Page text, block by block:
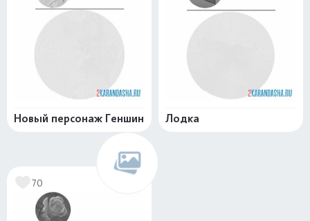
Новый персонаж Геншин Лодка
70